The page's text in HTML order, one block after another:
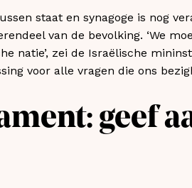
staat en synagoge is nog
van de bevolking. ‘We
natie’, zei de Israëlische
voor alle vragen die ons
geef